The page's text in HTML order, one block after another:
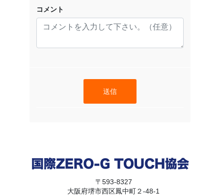
コメント
送信
〒593-8327
大阪府堺市西区鳳中町２-48-1